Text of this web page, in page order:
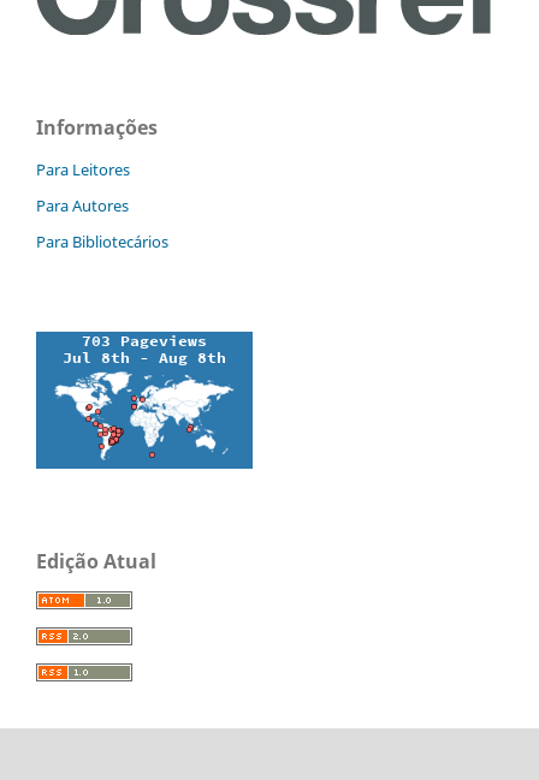
Informações
Para Leitores
Para Autores
Para Bibliotecários
Edição Atual